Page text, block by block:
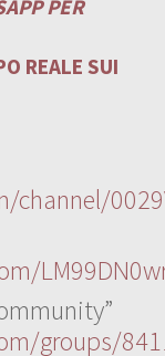
PER
REALE SUI
groups/